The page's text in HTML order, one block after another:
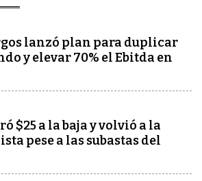
lanzó plan para duplicar
y elevar 70% el Ebitda en
$25 a la baja y volvió a la
pese a las subastas del